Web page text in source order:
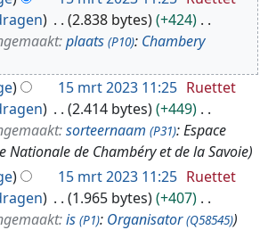
2.838 bytes
+424
plaats (P10): Chambery
15 mrt 2023 11:25 Ruettet
2.414 bytes
+449
sorteernaam (P31): Espace
Nationale de Chambéry et de la Savoie
15 mrt 2023 11:25 Ruettet
1.965 bytes
+407
is (P1): Organisator (Q58545)